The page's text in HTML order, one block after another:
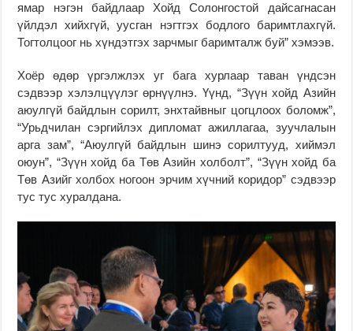
ямар нэгэн байдлаар Хойд Солонгостой дайсагнасан
үйлдэл хийхгүй, уусган нэгтгэх бодлого баримтлахгүй.
Тогтолцоог нь хүндэтгэх зарчмыг баримталж буй” хэмээв.
Хоёр өдөр үргэлжлэх уг бага хурлаар таван үндсэн
сэдвээр хэлэлцүүлэг өрнүүлнэ. Үүнд, “Зүүн хойд Азийн
аюулгүй байдлын сорилт, энхтайвныг цогцлоох боломж”,
“Урьдчилан сэргийлэх дипломат ажиллагаа, зуучлалын
арга зам”, “Аюулгүй байдлын шинэ сорилтууд, хиймэл
оюун”, “Зүүн хойд ба Төв Азийн холболт”, “Зүүн хойд ба
Төв Азийг холбох ногоон эрчим хүчний коридор” сэдвээр
тус тус хуралдана.